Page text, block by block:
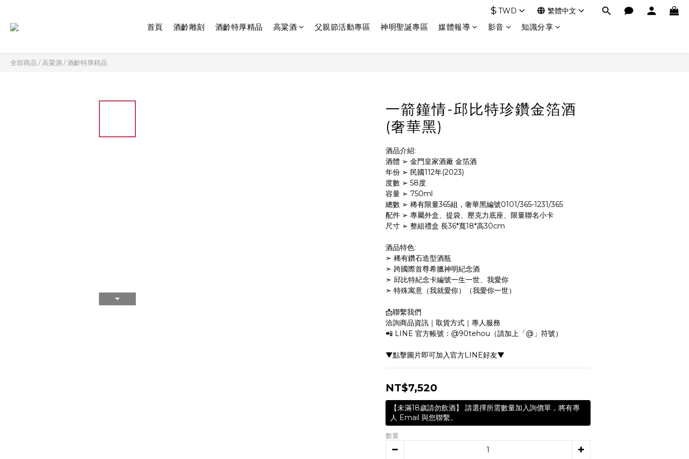
$ TWD 繁體中文
首頁 酒齡雕刻 酒齡特厚精品 高粱酒 父親節活動專區 神明聖誕專區 媒體報導 影音 知識分享
全部商品 /高粱酒/酒齡特厚精品
一箭鐘情-邱比特珍鑽金箔酒
(奢華黑)
酒品介紹:
酒體 ➢ 金門皇家酒廠 金箔酒
年份 ➢ 民國112年(2023)
度數 ➢ 58度
容量 ➢ 750ml
總數 ➢ 稀有限量365組，奢華黑編號0101/365-1231/365
配件 ➢ 專屬外盒、提袋、壓克力底座、限量聯名小卡
尺寸 ➢ 整組禮盒 長36*寬18*高30cm
酒品特色:
➣ 稀有鑽石造型酒瓶
➣ 跨國際首尊希臘神明紀念酒
➣ 邱比特紀念卡編號一生一世、我愛你
➣ 特殊寓意（我就愛你）（我愛你一世）
📩聯繫我們
洽詢商品資訊｜取貨方式｜專人服務
📲 LINE 官方帳號：@90tehou（請加上「@」符號）
▼點擊圖片即可加入官方LINE好友▼
NT$7,520
數量